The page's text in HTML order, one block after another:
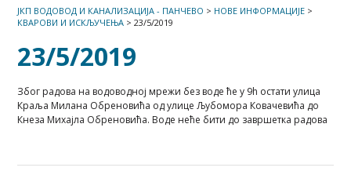
ЈКП ВОДОВОД И КАНАЛИЗАЦИЈА - ПАНЧЕВО > НОВЕ ИНФОРМАЦИЈЕ >
КВАРОВИ И ИСКЉУЧЕЊА > 23/5/2019
23/5/2019
Због радова на водоводној мрежи без воде ће у 9h остати улица
Краља Милана Обреновића од улице Љубомора Ковачевића до
Кнеза Михајла Обреновића. Воде неће бити до завршетка радова